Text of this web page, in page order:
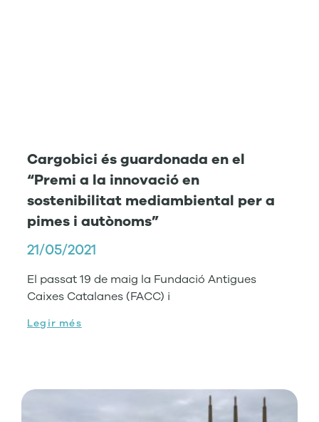
Cargobici és guardonada en el
“Premi a la innovació en
sostenibilitat mediambiental per a
pimes i autònoms”
21/05/2021
El passat 19 de maig la Fundació Antigues
Caixes Catalanes (FACC) i
Legir més